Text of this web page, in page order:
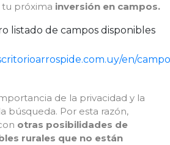
tu próxima inversión en campos.
listado de campos disponibles
en/
de la privacidad y la
búsqueda. Por esta razón,
otras posibilidades de
rurales que no están